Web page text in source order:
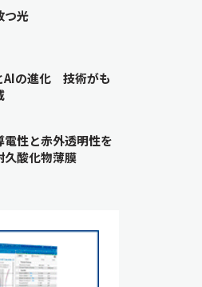
つ光
AIの進化 技術がも
電性と赤外透明性を
久酸化物薄膜